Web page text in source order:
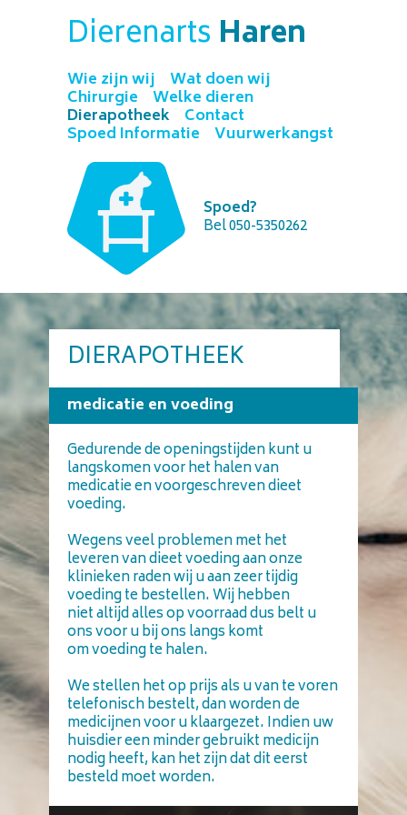
Dierenarts Haren
Wie zijn wij Wat doen wij
Chirurgie Welke dieren
Dierapotheek Contact
Spoed Informatie Vuurwerkangst
Spoed?
Bel 050-5350262
DIERAPOTHEEK
medicatie en voeding
Dierapotheek
Gedurende de openingstijden kunt u
langskomen voor het halen van
medicatie en voorgeschreven dieet
voeding.
Wegens veel problemen met het
leveren van dieet voeding aan onze
klinieken raden wij u aan zeer tijdig
voeding te bestellen. Wij hebben
niet altijd alles op voorraad dus belt u
ons voor u bij ons langs komt
om voeding te halen.
We stellen het op prijs als u van te voren
telefonisch bestelt, dan worden de
medicijnen voor u klaargezet. Indien uw
huisdier een minder gebruikt medicijn
nodig heeft, kan het zijn dat dit eerst
besteld moet worden.